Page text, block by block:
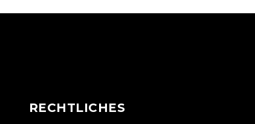
RECHTLICHES